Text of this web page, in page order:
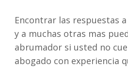
Encontrar las respuestas
y a muchas otras mas
abrumador si usted no
abogado con experiencia